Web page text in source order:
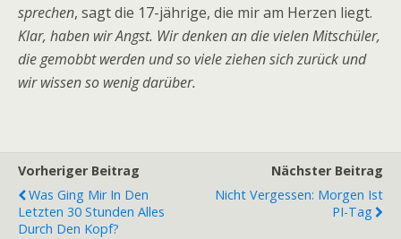
sprechen, sagt die 17-jährige, die mir am Herzen liegt.
Klar, haben wir Angst. Wir denken an die vielen Mitschüler,
die gemobbt werden und so viele ziehen sich zurück und
wir wissen so wenig darüber.
Vorheriger Beitrag
Was Ging Mir In Den
Letzten 30 Stunden Alles
Durch Den Kopf?
Nächster Beitrag
Nicht Vergessen: Morgen Ist
PI-Tag